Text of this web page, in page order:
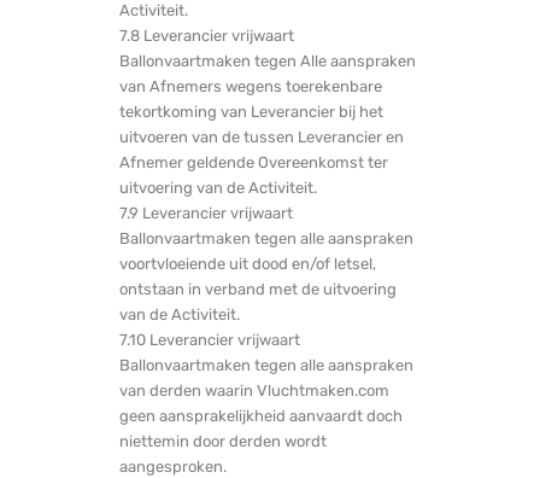
Activiteit.
7.8 Leverancier vrijwaart
Ballonvaartmaken tegen Alle aanspraken
van Afnemers wegens toerekenbare
tekortkoming van Leverancier bij het
uitvoeren van de tussen Leverancier en
Afnemer geldende Overeenkomst ter
uitvoering van de Activiteit.
7.9 Leverancier vrijwaart
Ballonvaartmaken tegen alle aanspraken
voortvloeiende uit dood en/of letsel,
ontstaan in verband met de uitvoering
van de Activiteit.
7.10 Leverancier vrijwaart
Ballonvaartmaken tegen alle aanspraken
van derden waarin Vluchtmaken.com
geen aansprakelijkheid aanvaardt doch
niettemin door derden wordt
aangesproken.